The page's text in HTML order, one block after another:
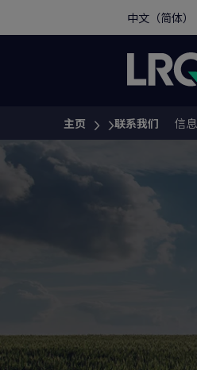
中文（简体）
You are here:主页 联系我们 信